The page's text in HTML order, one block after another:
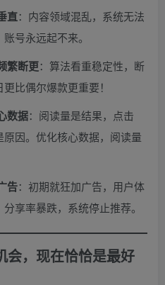
直：内容领域混乱，系统无法
号永远起不来。
繁断更：算法看重稳定性，断
比偶尔爆款更重要！
数据：阅读量是结果，点击
因。优化核心数据，阅读量
告：初期就狂加广告，用户体
享率暴跌，系统停止推荐。
会，现在恰恰是最好